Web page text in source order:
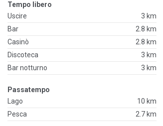
Tempo libero
Uscire
3 km
Bar
2.8 km
Casinò
2.8 km
Discoteca
3 km
Bar notturno
3 km
Passatempo
Lago
10 km
Pesca
2.7 km